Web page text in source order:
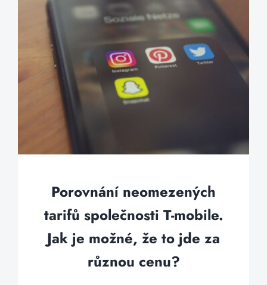
Porovnání neomezených
tarifů společnosti T-mobile.
Jak je možné, že to jde za
různou cenu?